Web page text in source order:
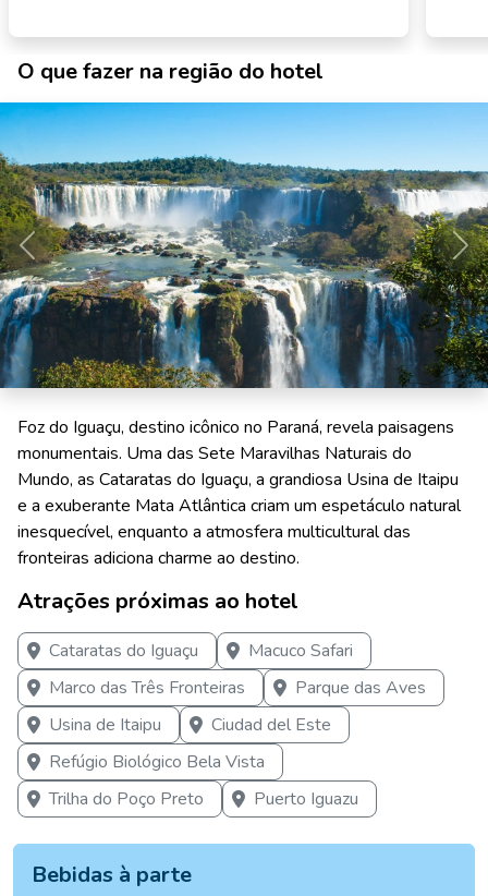
O que fazer na região do hotel
Anterior
Foz do Iguaçu, destino icônico no Paraná, revela paisagens
monumentais. Uma das Sete Maravilhas Naturais do
Mundo, as Cataratas do Iguaçu, a grandiosa Usina de Itaipu
e a exuberante Mata Atlântica criam um espetáculo natural
inesquecível, enquanto a atmosfera multicultural das
fronteiras adiciona charme ao destino.
Atrações próximas ao hotel
Cataratas do Iguaçu
Macuco Safari
Marco das Três Fronteiras
Parque das Aves
Usina de Itaipu
Ciudad del Este
Refúgio Biológico Bela Vista
Trilha do Poço Preto
Puerto Iguazu
Bebidas à parte